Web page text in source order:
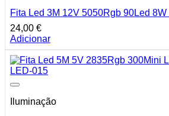
Fita Led 3M 12V 5050Rgb 90Led
24,00 €
Adicionar
Iluminação